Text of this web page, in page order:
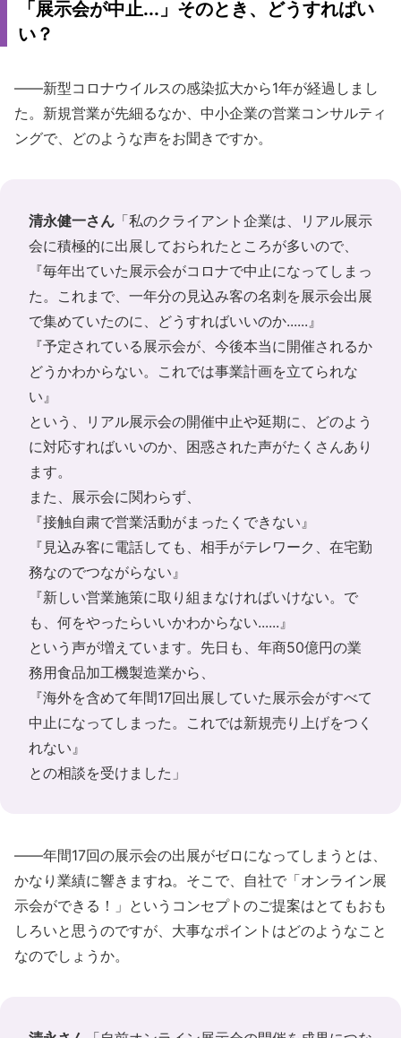
「展示会が中止...」そのとき、どうすればい
い？
――新型コロナウイルスの感染拡大から1年が経過しまし
た。新規営業が先細るなか、中小企業の営業コンサルティ
ングで、どのような声をお聞きですか。
清永健一さん 「私のクライアント企業は、リアル展示
会に積極的に出展しておられたところが多いので、
『毎年出ていた展示会がコロナで中止になってしまっ
た。これまで、一年分の見込み客の名刺を展示会出展
で集めていたのに、どうすればいいのか......』
『予定されている展示会が、今後本当に開催されるか
どうかわからない。これでは事業計画を立てられな
い』
という、リアル展示会の開催中止や延期に、どのよう
に対応すればいいのか、困惑された声がたくさんあり
ます。
また、展示会に関わらず、
『接触自粛で営業活動がまったくできない』
『見込み客に電話しても、相手がテレワーク、在宅勤
務なのでつながらない』
『新しい営業施策に取り組まなければいけない。で
も、何をやったらいいかわからない......』
という声が増えています。先日も、年商50億円の業
務用食品加工機製造業から、
『海外を含めて年間17回出展していた展示会がすべて
中止になってしまった。これでは新規売り上げをつく
れない』
との相談を受けました」
――年間17回の展示会の出展がゼロになってしまうとは、
かなり業績に響きますね。そこで、自社で「オンライン展
示会ができる！」というコンセプトのご提案はとてもおも
しろいと思うのですが、大事なポイントはどのようなこと
なのでしょうか。